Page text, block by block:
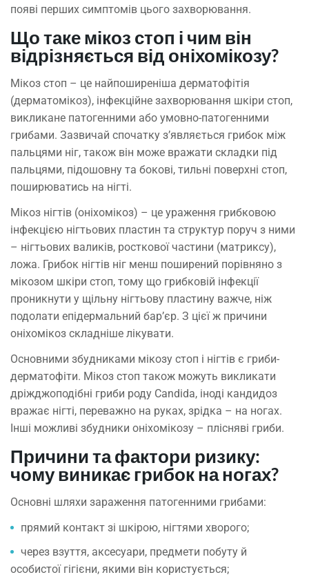
появі перших симптомів цього захворювання.
Що таке мікоз стоп і чим він
відрізняється від оніхомікозу?
Мікоз стоп – це найпоширеніша дерматофітія
(дерматомікоз), інфекційне захворювання шкіри стоп,
викликане патогенними або умовно-патогенними
грибами. Зазвичай спочатку з’являється грибок між
пальцями ніг, також він може вражати складки під
пальцями, підошовну та бокові, тильні поверхні стоп,
поширюватись на нігті.
Мікоз нігтів (оніхомікоз) – це ураження грибковою
інфекцією нігтьових пластин та структур поруч з ними
– нігтьових валиків, росткової частини (матриксу),
ложа. Грибок нігтів ніг менш поширений порівняно з
мікозом шкіри стоп, тому що грибковій інфекції
проникнути у щільну нігтьову пластину важче, ніж
подолати епідермальний бар’єр. З цієї ж причини
оніхомікоз складніше лікувати.
Основними збудниками мікозу стоп і нігтів є гриби-
дерматофіти. Мікоз стоп також можуть викликати
дріжджоподібні гриби роду Candida, іноді кандидоз
вражає нігті, переважно на руках, зрідка – на ногах.
Інші можливі збудники оніхомікозу – плісняві гриби.
Причини та фактори ризику:
чому виникає грибок на ногах?
Основні шляхи зараження патогенними грибами:
прямий контакт зі шкірою, нігтями хворого;
через взуття, аксесуари, предмети побуту й
особистої гігієни, якими він користується;